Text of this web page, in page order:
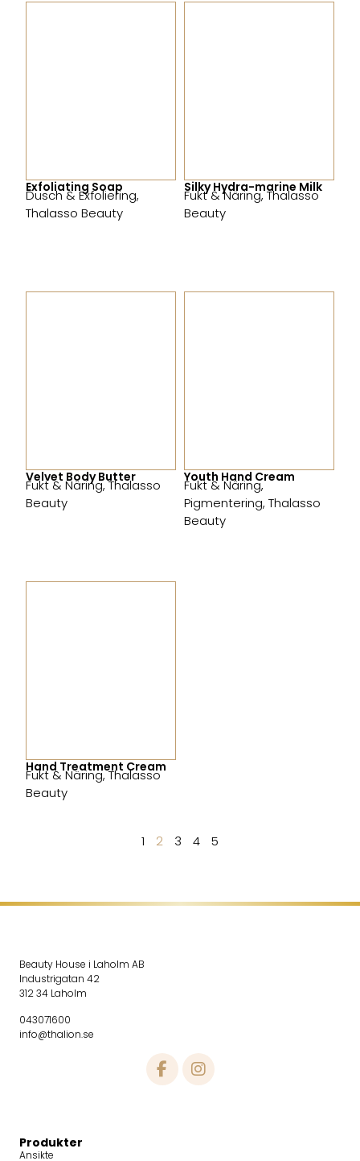
Exfoliating Soap
Dusch & Exfoliering,
Thalasso Beauty
Silky Hydra-marine Milk
Fukt & Näring,Thalasso
Beauty
Velvet Body Butter
Fukt & Näring,Thalasso
Beauty
Youth Hand Cream
Fukt & Näring,
Pigmentering, Thalasso
Beauty
Hand Treatment Cream
Fukt & Näring,Thalasso
Beauty
1 2 3 4 5
Beauty House i Laholm AB
Industrigatan 42
312 34 Laholm
043071600
info@thalion.se
Produkter
Ansikte